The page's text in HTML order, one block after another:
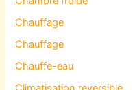
Chauffage
Chauffage
Chauffe-eau